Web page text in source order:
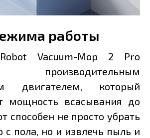
работы
Vacuum-Mop 2 Pro
двигателем, который
мощность всасывания до
способен не просто убрать
с пола, но и извлечь пыль и